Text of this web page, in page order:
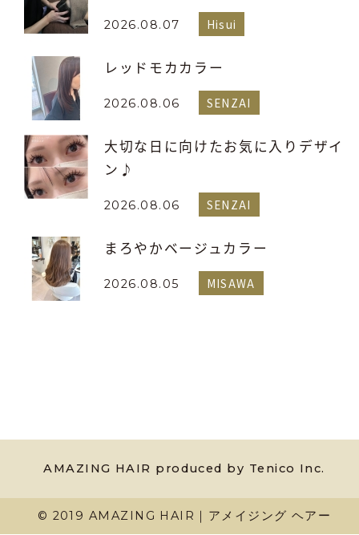
2026.08.07 Hisui
レッドモカカラー
2026.08.06 SENZAI
大切な日に向けたお気に入りデザイ
ン♪
2026.08.06 SENZAI
まろやかベージュカラー
2026.08.05 MISAWA
AMAZING HAIR produced by Tenico Inc.
© 2019 AMAZING HAIR｜アメイジング ヘアー